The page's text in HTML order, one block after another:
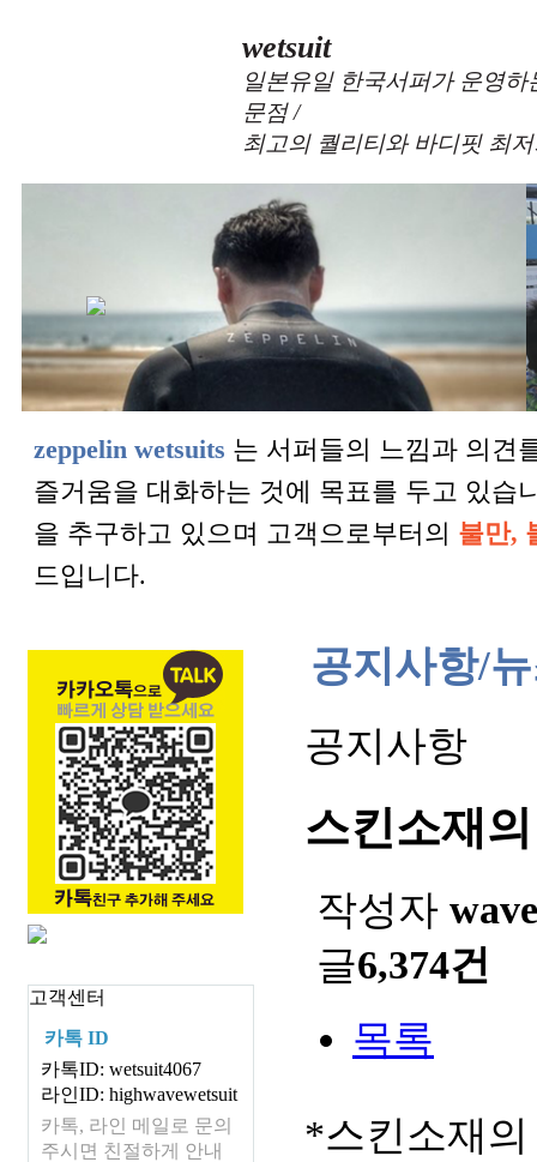
wetsuit
일본유일 한국서퍼가 운영
문점 /
최고의 퀄리티와 바디핏 최
zeppelin wetsuits 는 서퍼들의 느낌과 의견
즐거움을 대화하는 것에 목표를 두고 있
을 추구하고 있으며 고객으로부터의 불만,
드입니다.
고객센터
카톡 ID
카톡ID: wetsuit4067
라인ID: highwavewetsuit
카톡, 라인 메일로 문의
주시면 친절하게 안내
공지사항/
공지사항
스킨소재
작성자 wave
글6,374건
목록
*스킨소재